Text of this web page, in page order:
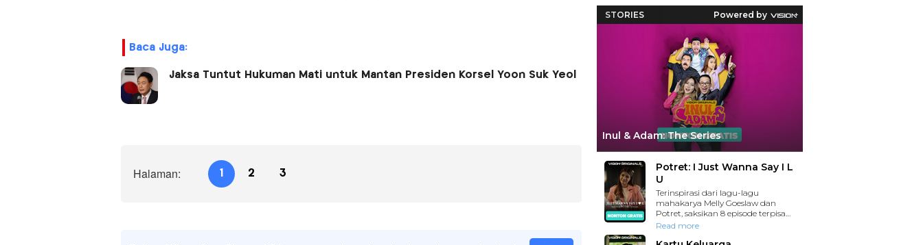
Baca Juga:
Jaksa Tuntut Hukuman Mati untuk Mantan Presiden Korsel Yoon Suk Yeol
Halaman: 1 2 3